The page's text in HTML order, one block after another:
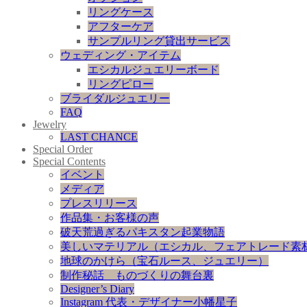
リングケース
アフターケア
サンプルリング貸出サービス
ウェディング・アイテム
エシカルジュエリーボード
リングピロー
ブライダルジュエリー
FAQ
Jewelry
LAST CHANCE
Special Order
Special Contents
イベント
メディア
プレスリリース
作品集・お客様の声
破天荒過ぎるパキスタン起業物語
美しいマテリアル（エシカル、フェアトレード素
地球のかけら（宝石ルース、ジュエリー）
制作秘話 ものづくりの舞台裏
Designer’s Diary
Instagram 代表・デザイナー小幡星子